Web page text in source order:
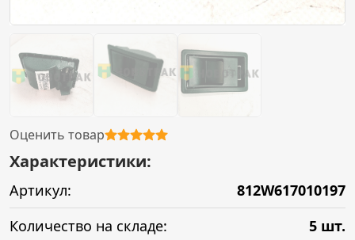
Оценить товар
Характеристики:
Артикул:
812W617010197
Количество на складе:
5 шт.